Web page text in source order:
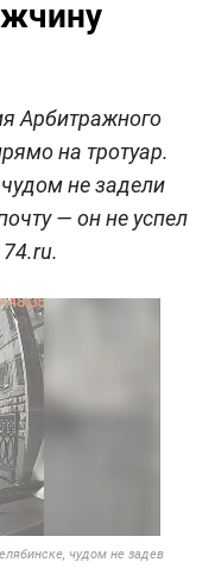
Арбитражного
на тротуар.
не задели
— он не успел
чудом не задев